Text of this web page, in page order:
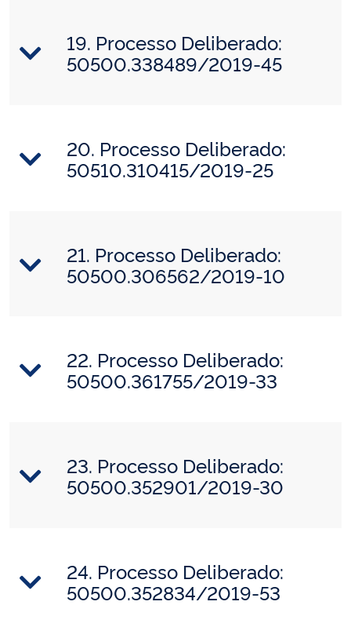
19. Processo Deliberado:
50500.338489/2019-45
20. Processo Deliberado:
50510.310415/2019-25
21. Processo Deliberado:
50500.306562/2019-10
22. Processo Deliberado:
50500.361755/2019-33
23. Processo Deliberado:
50500.352901/2019-30
24. Processo Deliberado:
50500.352834/2019-53